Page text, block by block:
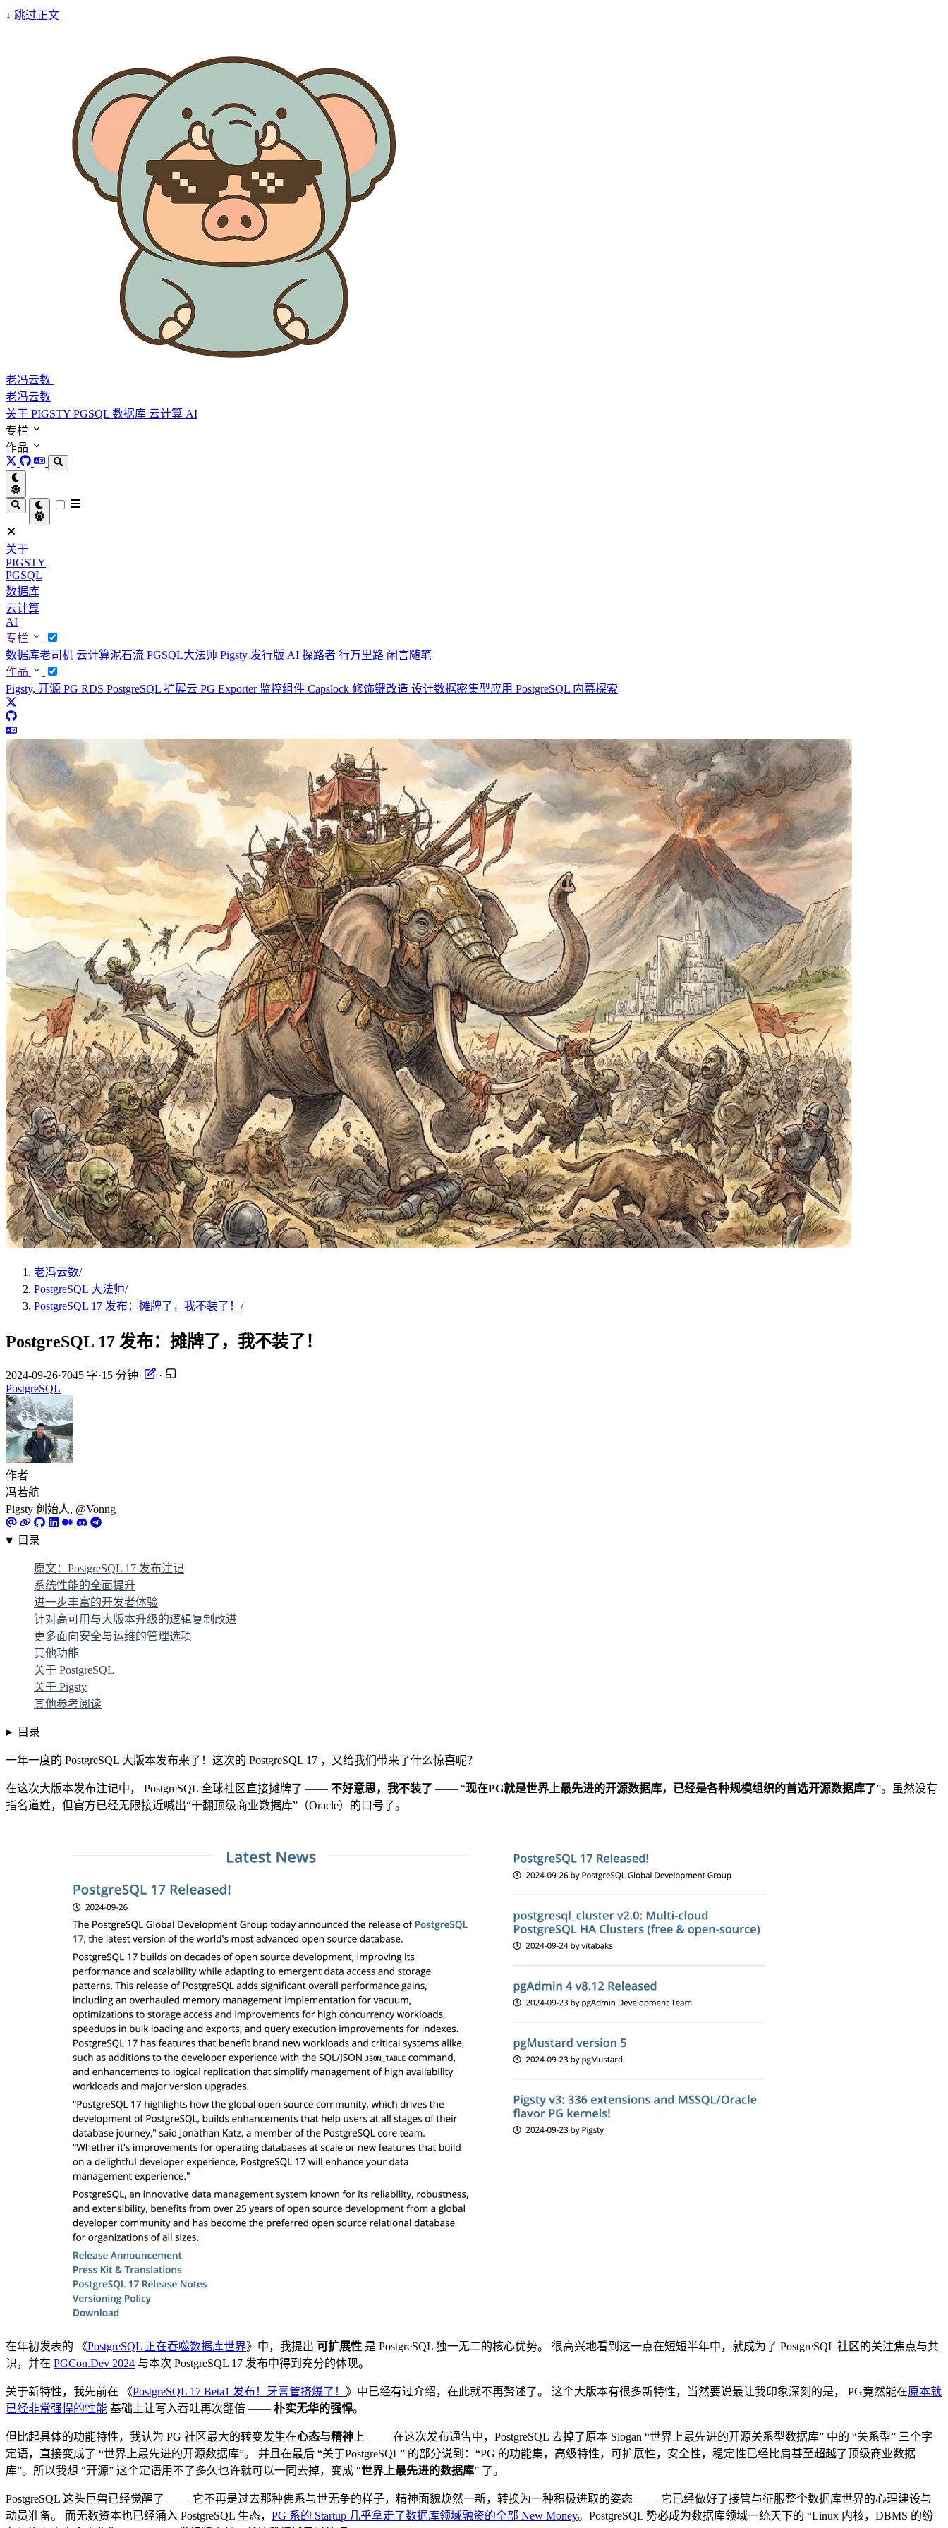
↓ 跳过正文
老冯云数
老冯云数
关于 PIGSTY PGSQL 数据库 云计算 AI
专栏
作品
关于
PIGSTY
PGSQL
数据库
云计算
AI
专栏
数据库老司机 云计算泥石流 PGSQL大法师 Pigsty 发行版 AI 探路者 行万里路 闲言随笔
作品
Pigsty, 开源 PG RDS PostgreSQL 扩展云 PG Exporter 监控组件 Capslock 修饰键改造 设计数据密集型应用 PostgreSQL 内幕探索
老冯云数/
PostgreSQL 大法师/
PostgreSQL 17 发布：摊牌了，我不装了！ /
PostgreSQL 17 发布：摊牌了，我不装了！
2024-09-26·7045 字·15 分钟·
·
PostgreSQL
作者
冯若航
Pigsty 创始人, @Vonng
目录
原文：PostgreSQL 17 发布注记
系统性能的全面提升
进一步丰富的开发者体验
针对高可用与大版本升级的逻辑复制改进
更多面向安全与运维的管理选项
其他功能
关于 PostgreSQL
关于 Pigsty
其他参考阅读
目录
一年一度的 PostgreSQL 大版本发布来了！这次的 PostgreSQL 17 ，又给我们带来了什么惊喜呢？
在这次大版本发布注记中， PostgreSQL 全球社区直接摊牌了 —— 不好意思，我不装了 —— “现在PG就是世界上最先进的开源数据库，已经是各种规模组织的首选开源数据库了”。虽然没有
指名道姓，但官方已经无限接近喊出“干翻顶级商业数据库”（Oracle）的口号了。
在年初发表的 《PostgreSQL 正在吞噬数据库世界》中，我提出 可扩展性 是 PostgreSQL 独一无二的核心优势。 很高兴地看到这一点在短短半年中，就成为了 PostgreSQL 社区的关注焦点与共
识，并在 PGCon.Dev 2024 与本次 PostgreSQL 17 发布中得到充分的体现。
关于新特性，我先前在 《PostgreSQL 17 Beta1 发布！牙膏管挤爆了！ 》中已经有过介绍，在此就不再赘述了。 这个大版本有很多新特性，当然要说最让我印象深刻的是， PG竟然能在原本就
已经非常强悍的性能 基础上让写入吞吐再次翻倍 —— 朴实无华的强悍。
但比起具体的功能特性，我认为 PG 社区最大的转变发生在心态与精神上 —— 在这次发布通告中，PostgreSQL 去掉了原本 Slogan “世界上最先进的开源关系型数据库” 中的 “关系型” 三个字
定语，直接变成了 “世界上最先进的开源数据库”。 并且在最后 “关于PostgreSQL” 的部分说到：“PG 的功能集，高级特性，可扩展性，安全性，稳定性已经比肩甚至超越了顶级商业数据
库”。所以我想 “开源” 这个定语用不了多久也许就可以一同去掉，变成 “世界上最先进的数据库” 了。
PostgreSQL 这头巨兽已经觉醒了 —— 它不再是过去那种佛系与世无争的样子，精神面貌焕然一新，转换为一种积极进取的姿态 —— 它已经做好了接管与征服整个数据库世界的心理建设与
动员准备。 而无数资本也已经涌入 PostgreSQL 生态， PG 系的 Startup 几乎拿走了数据库领域融资的全部 New Money。PostgreSQL 势必成为数据库领域一统天下的 “Linux 内核，DBMS 的纷